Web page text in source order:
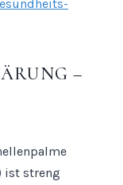
–
ist streng